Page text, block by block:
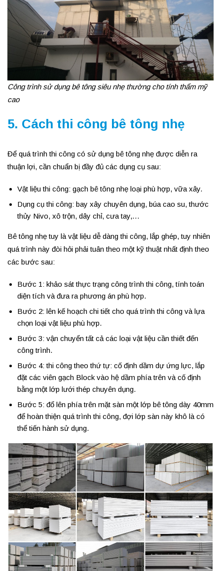
Công trình sử dụng bê tông siêu nhẹ thường cho tính thẩm mỹ
cao
5. Cách thi công bê tông nhẹ
Để quá trình thi công có sử dụng bê tông nhẹ được diễn ra
thuận lợi, cần chuẩn bị đầy đủ các dụng cụ sau:
Vật liệu thi công: gạch bê tông nhẹ loại phù hợp, vữa xây.
Dụng cụ thi công: bay xây chuyên dụng, búa cao su, thước
thủy Nivo, xô trộn, dây chỉ, cưa tay,…
Bê tông nhẹ tuy là vật liệu dễ dàng thi công, lắp ghép, tuy nhiên
quá trình này đòi hỏi phải tuân theo một kỹ thuật nhất định theo
các bước sau:
Bước 1: khảo sát thực trạng công trình thi công, tính toán
diện tích và đưa ra phương án phù hợp.
Bước 2: lên kế hoạch chi tiết cho quá trình thi công và lựa
chọn loại vật liệu phù hợp.
Bước 3: vận chuyển tất cả các loại vật liệu cần thiết đến
công trình.
Bước 4: thi công theo thứ tự: cố định dầm dự ứng lực, lắp
đặt các viên gạch Block vào hệ dầm phía trên và cố định
bằng một lớp lưới thép chuyên dụng.
Bước 5: đổ lên phía trên mặt sàn một lớp bê tông dày 40mm
để hoàn thiện quá trình thi công, đợi lớp sàn này khô là có
thể tiến hành sử dụng.